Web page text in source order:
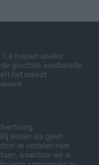
miljoen unieke
grootste voetbalsite
het meest
weten als geen
te vertalen naar
waardoor we in